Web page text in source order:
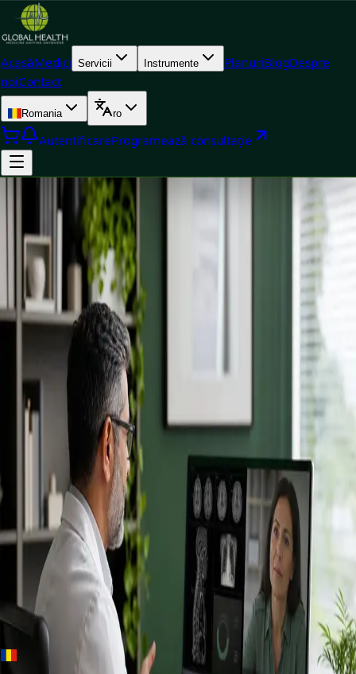
AcasăMedici Servicii Instrumente PlanuriBlogDespre
noiContact
Romania ro
AutentificareProgramează consultație
++
Romania · Specialiști